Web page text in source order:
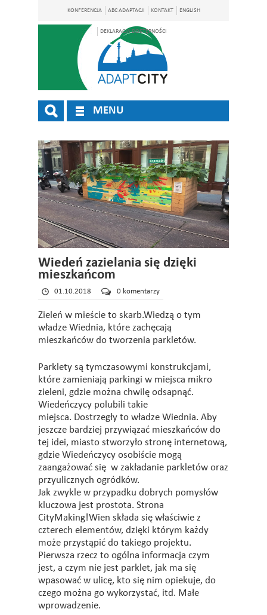
KONFERENCJA ABC ADAPTACJI KONTAKT ENGLISH
DEKLARACJA DOSTĘPNOŚCI
MENU
Wiedeń zazielania się dzięki
mieszkańcom
01.10.2018 0 komentarzy
Zieleń w mieście to skarb.Wiedzą o tym
władze Wiednia, które zachęcają
mieszkańców do tworzenia parkletów.
Parklety są tymczasowymi konstrukcjami,
które zamieniają parkingi w miejsca mikro
zieleni, gdzie można chwilę odsapnąć.
Wiedeńczycy polubili takie
miejsca. Dostrzegły to władze Wiednia. Aby
jeszcze bardziej przywiązać mieszkańców do
tej idei, miasto stworzyło stronę internetową,
gdzie Wiedeńczycy osobiście mogą
zaangażować się w zakładanie parkletów oraz
przyulicznych ogródków.
Jak zwykle w przypadku dobrych pomysłów
kluczowa jest prostota. Strona
CityMaking!Wien składa się właściwie z
czterech elementów, dzięki którym każdy
może przystąpić do takiego projektu.
Pierwsza rzecz to ogólna informacja czym
jest, a czym nie jest parklet, jak ma się
wpasować w ulicę, kto się nim opiekuje, do
czego można go wykorzystać, itd. Małe
wprowadzenie.